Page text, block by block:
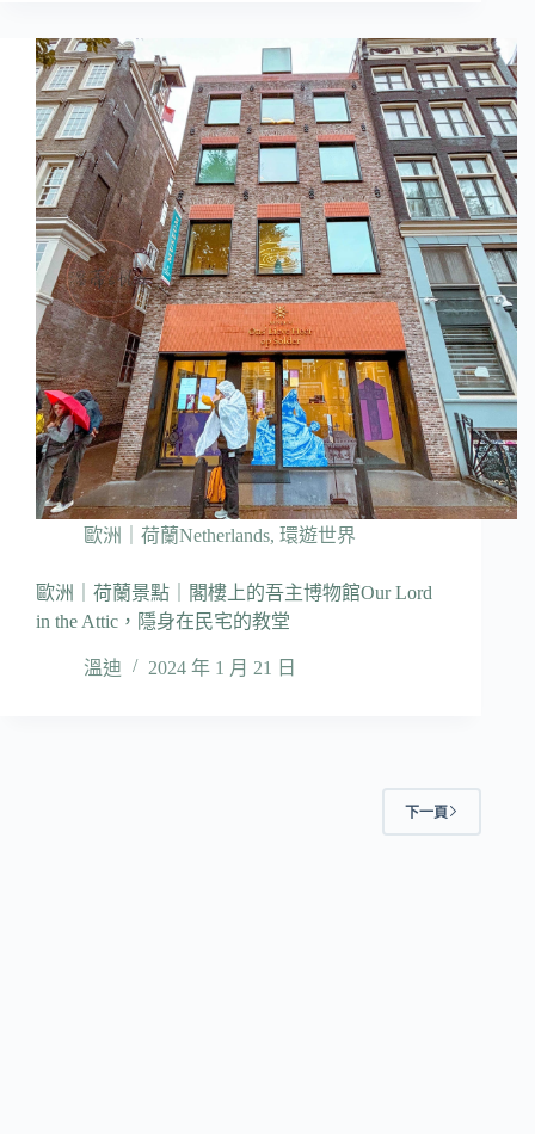
歐洲｜荷蘭Netherlands, 環遊世界
歐洲｜荷蘭景點｜閣樓上的吾主博物館Our Lord
in the Attic，隱身在民宅的教堂
溫迪 2024 年 1 月 21 日
下一頁